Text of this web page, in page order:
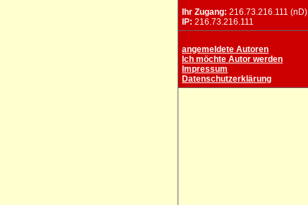
Ihr Zugang: 216.73.216.111 (nD)
IP: 216.73.216.111
angemeldete Autoren
Ich möchte Autor werden
Impressum
Datenschutzerklärung